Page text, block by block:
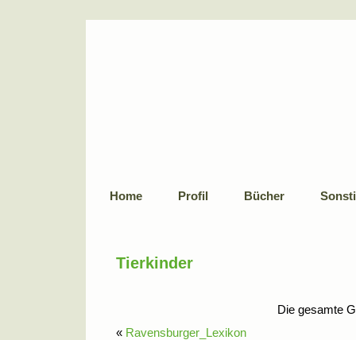
Home Profil Bücher
Tierkinder
Die gesamte
« Ravensburger_Lexikon